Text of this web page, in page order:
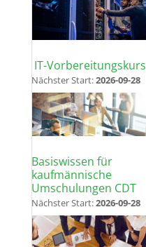
IT-Vorbereitungskurs
Nächster Start:2026-09-28
Basiswissen für
kaufmännische
Umschulungen CDT
Nächster Start:2026-09-28